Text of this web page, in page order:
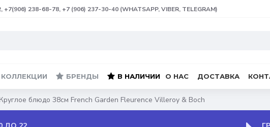
+7(906) 238-68-78, +7 (906) 237-30-40 (WHATSAPP, VIBER, TELEGRAM)
КОЛЛЕКЦИИ БРЕНДЫ В НАЛИЧИИ О НАС ДОСТАВКА
Круглое блюдо 38см French Garden Fleurence Villeroy & Boch